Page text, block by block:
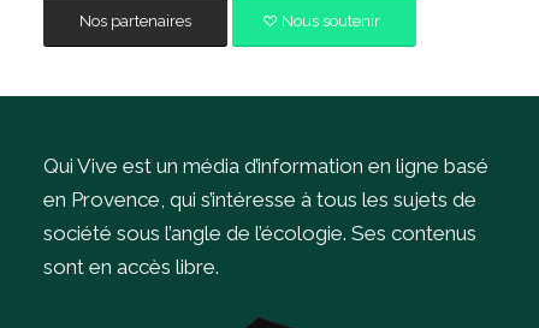
Nos partenaires Nous soutenir
Qui Vive est un média d’information en ligne basé
en Provence, qui s’intéresse à tous les sujets de
société sous l’angle de l’écologie. Ses contenus
sont en accès libre.